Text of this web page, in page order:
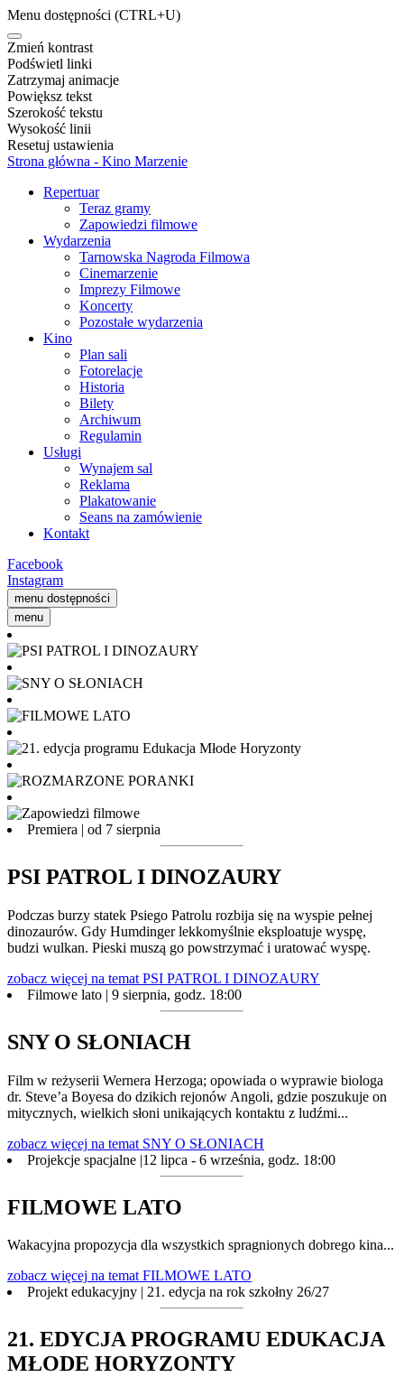
Menu dostępności (CTRL+U)
Zmień kontrast
Podświetl linki
Zatrzymaj animacje
Powiększ tekst
Szerokość tekstu
Wysokość linii
Resetuj ustawienia
Strona główna - Kino Marzenie
Repertuar
Teraz gramy
Zapowiedzi filmowe
Wydarzenia
Tarnowska Nagroda Filmowa
Cinemarzenie
Imprezy Filmowe
Koncerty
Pozostałe wydarzenia
Kino
Plan sali
Fotorelacje
Historia
Bilety
Archiwum
Regulamin
Usługi
Wynajem sal
Reklama
Plakatowanie
Seans na zamówienie
Kontakt
Facebook
Instagram
menu dostępności
menu
Premiera | od 7 sierpnia
PSI PATROL I DINOZAURY
Podczas burzy statek Psiego Patrolu rozbija się na wyspie pełnej
dinozaurów. Gdy Humdinger lekkomyślnie eksploatuje wyspę,
budzi wulkan. Pieski muszą go powstrzymać i uratować wyspę.
zobacz więcej na temat PSI PATROL I DINOZAURY
Filmowe lato | 9 sierpnia, godz. 18:00
SNY O SŁONIACH
Film w reżyserii Wernera Herzoga; opowiada o wyprawie biologa
dr. Steve’a Boyesa do dzikich rejonów Angoli, gdzie poszukuje on
mitycznych, wielkich słoni unikających kontaktu z ludźmi...
zobacz więcej na temat SNY O SŁONIACH
Projekcje spacjalne |12 lipca - 6 września, godz. 18:00
FILMOWE LATO
Wakacyjna propozycja dla wszystkich spragnionych dobrego kina...
zobacz więcej na temat FILMOWE LATO
Projekt edukacyjny | 21. edycja na rok szkołny 26/27
21. EDYCJA PROGRAMU EDUKACJA
MŁODE HORYZONTY